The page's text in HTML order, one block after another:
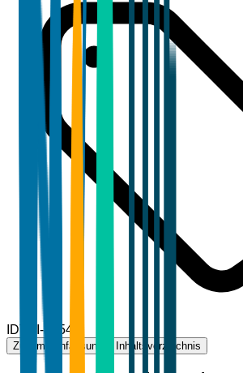
IDTBI-89545
Zusammenfassung Inhaltsverzeichnis